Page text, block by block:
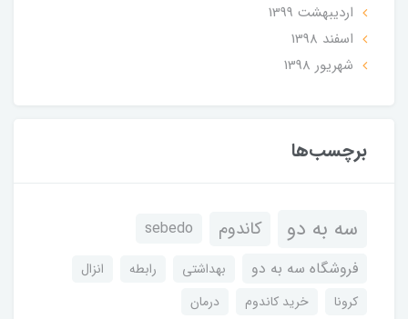
ارديبهشت 1399
اسفند 1398
شهریور 1398
برچسب‌ها
سه به دو کاندوم
sebedo
فروشگاه سه به دو
بهداشتی رابطه
انزال
کرونا
خرید کاندوم درمان